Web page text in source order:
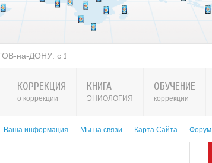
КОРРЕКЦИЯ
о коррекции
КНИГА
ЭНИОЛОГИЯ
ОБУЧЕНИЕ
коррекции
Ваша информация Мы на связи Карта Сайта Форум